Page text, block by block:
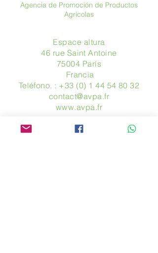
Agencia de Promoción de Productos
Agrícolas
Espace altura
46 rue Saint Antoine
75004 París
​ Francia
Teléfono. : +33 (0) 1 44 54 80 32
contact@avpa.fr
www.avpa.fr